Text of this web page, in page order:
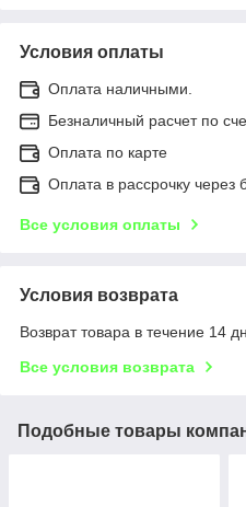
Условия оплаты
Оплата наличными.
Безналичный расчет по
Оплата по карте
Оплата в рассрочку через
Все условия оплаты
Условия возврата
Возврат товара в течение 14
Все условия возврата
Подобные товары